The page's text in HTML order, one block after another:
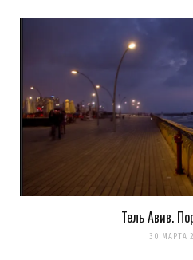
Сохранить моё имя, email и
Тель Авив.
30 МАРТА